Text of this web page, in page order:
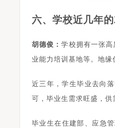
六、学校近几年
胡德俊：学校拥有一张
业能力培训基地等。地
近三年，学生毕业去向
可，毕业生需求旺盛，供
毕业生在住建部、应急